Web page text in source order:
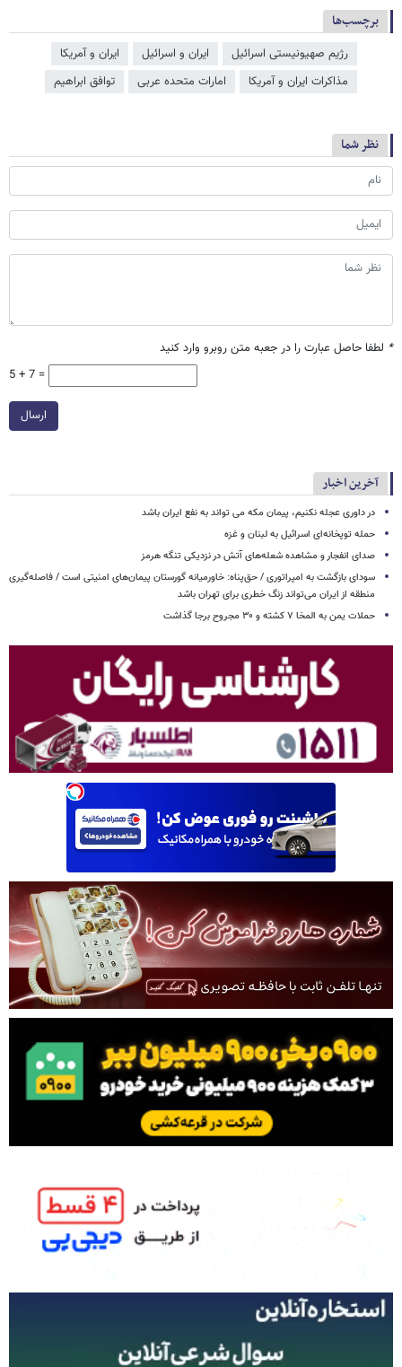
برچسب‌ها
رژیم صهیونیستی اسرائیل ایران و اسرائیل
ایران و آمریکا
مذاکرات ایران و آمریکا
امارات متحده عربی توافق ابراهیم
نظر شما
* لطفا حاصل عبارت را در جعبه متن روبرو وارد کنید
5 + 7 =
ارسال
آخرین اخبار
در داوری عجله نکنیم، پیمان مکه می تواند به نفع ایران باشد
حمله توپخانه‌ای اسرائیل به لبنان و غزه
صدای انفجار و مشاهده شعله‌های آتش در نزدیکی تنگه هرمز
سودای بازگشت به امپراتوری / حق‌پناه: خاورمیانه گورستان پیمان‌های امنیتی است / فاصله‌گیری
منطقه از ایران می‌تواند زنگ خطری برای تهران باشد
حملات یمن به المخا ۷ کشته و ۳۰ مجروح برجا گذاشت